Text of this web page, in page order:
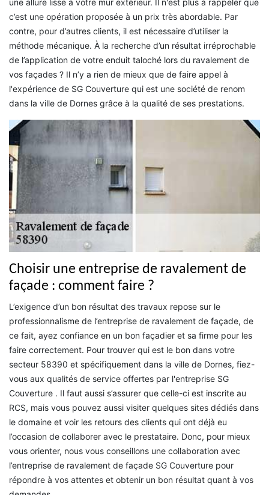
c’est une opération proposée à un prix très abordable. Par
contre, pour d’autres clients, il est nécessaire d’utiliser la
méthode mécanique. À la recherche d’un résultat irréprochable
de l’application de votre enduit taloché lors du ravalement de
vos façades ? Il n’y a rien de mieux que de faire appel à
l'expérience de SG Couverture qui est une société de renom
dans la ville de Dornes grâce à la qualité de ses prestations.
Choisir une entreprise de ravalement de
façade : comment faire ?
L’exigence d’un bon résultat des travaux repose sur le
professionnalisme de l’entreprise de ravalement de façade, de
ce fait, ayez confiance en un bon façadier et sa firme pour les
faire correctement. Pour trouver qui est le bon dans votre
secteur 58390 et spécifiquement dans la ville de Dornes, fiez-
vous aux qualités de service offertes par l'entreprise SG
Couverture . Il faut aussi s’assurer que celle-ci est inscrite au
RCS, mais vous pouvez aussi visiter quelques sites dédiés dans
le domaine et voir les retours des clients qui ont déjà eu
l’occasion de collaborer avec le prestataire. Donc, pour mieux
vous orienter, nous vous conseillons une collaboration avec
l’entreprise de ravalement de façade SG Couverture pour
répondre à vos attentes et obtenir un bon résultat quant à vos